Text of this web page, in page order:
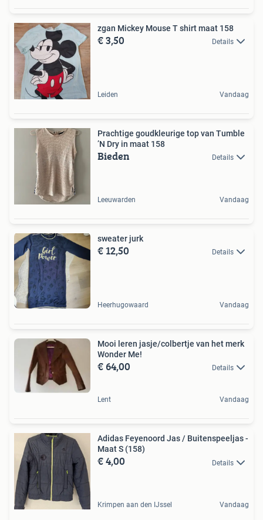
zgan Mickey Mouse T shirt maat 158
€ 3,50 Details
Leiden Vandaag
Prachtige goudkleurige top van Tumble
’N Dry in maat 158
Bieden Details
Leeuwarden Vandaag
sweater jurk
€ 12,50 Details
Heerhugowaard Vandaag
Mooi leren jasje/colbertje van het merk
Wonder Me!
€ 64,00 Details
Lent Vandaag
Adidas Feyenoord Jas / Buitenspeeljas -
Maat S (158)
€ 4,00 Details
Krimpen aan den IJssel Vandaag